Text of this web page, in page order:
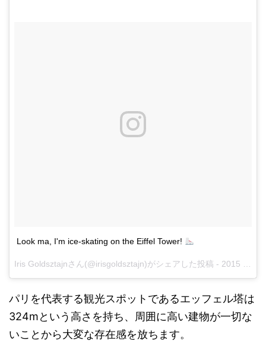
Look ma, I'm ice-skating on the Eiffel Tower!
Iris Goldsztajnさん(@irisgoldsztajn)がシェアした投稿 - 2015 12月 16 1:38午後 PST
パリを代表する観光スポットであるエッフェル塔は
324mという高さを持ち、周囲に高い建物が一切な
いことから大変な存在感を放ちます。